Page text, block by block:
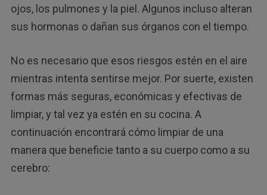
ojos, los pulmones y la piel. Algunos incluso alteran
sus hormonas o dañan sus órganos con el tiempo.
No es necesario que esos riesgos estén en el aire
mientras intenta sentirse mejor. Por suerte, existen
formas más seguras, económicas y efectivas de
limpiar, y tal vez ya estén en su cocina. A
continuación encontrará cómo limpiar de una
manera que beneficie tanto a su cuerpo como a su
cerebro: